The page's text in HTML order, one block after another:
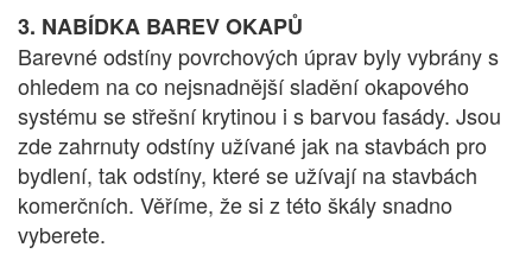
3. NABÍDKA BAREV OKAPŮ
Barevné odstíny povrchových úprav byly vybrány s
ohledem na co nejsnadnější sladění okapového
systému se střešní krytinou i s barvou fasády. Jsou
zde zahrnuty odstíny užívané jak na stavbách pro
bydlení, tak odstíny, které se užívají na stavbách
komerčních. Věříme, že si z této škály snadno
vyberete.